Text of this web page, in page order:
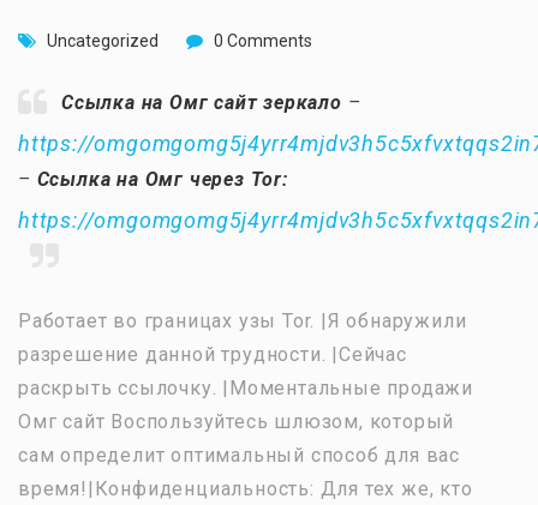
Uncategorized 0 Comments
Ссылка на Омг сайт зеркало –
https://
– Ссылка на Омг через Tor:
https://
Работает во границах узы Tor. |Я обнаружили
разрешение данной трудности. |Сейчас
раскрыть ссылочку. |Моментальные продажи
Омг сайт Воспользуйтесь шлюзом, который
сам определит оптимальный способ для вас
время!|Конфиденциальность: Для тех же, кто